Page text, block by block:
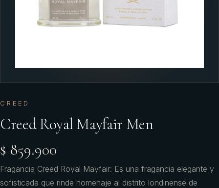
CREED
Creed Royal Mayfair Men
$ 859.900
Fragancia Creed Royal Mayfair: Es una fragancia elegante y
sofisticada que rinde homenaje al distrito londinense de